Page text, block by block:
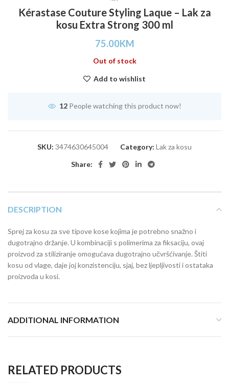
Kérastase Couture Styling Laque – Lak za
kosu Extra Strong 300 ml
75.00KM
Out of stock
Add to wishlist
12 People watching this product now!
SKU: 3474630645004 Category: Lak za kosu
Share:
DESCRIPTION
Sprej za kosu za sve tipove kose kojima je potrebno snažno i
dugotrajno držanje. U kombinaciji s polimerima za fiksaciju, ovaj
proizvod za stiliziranje omogućava dugotrajno učvršćivanje. Štiti
kosu od vlage, daje joj konzistenciju, sjaj, bez ljepljivosti i ostataka
proizvoda u kosi.
ADDITIONAL INFORMATION
RELATED PRODUCTS